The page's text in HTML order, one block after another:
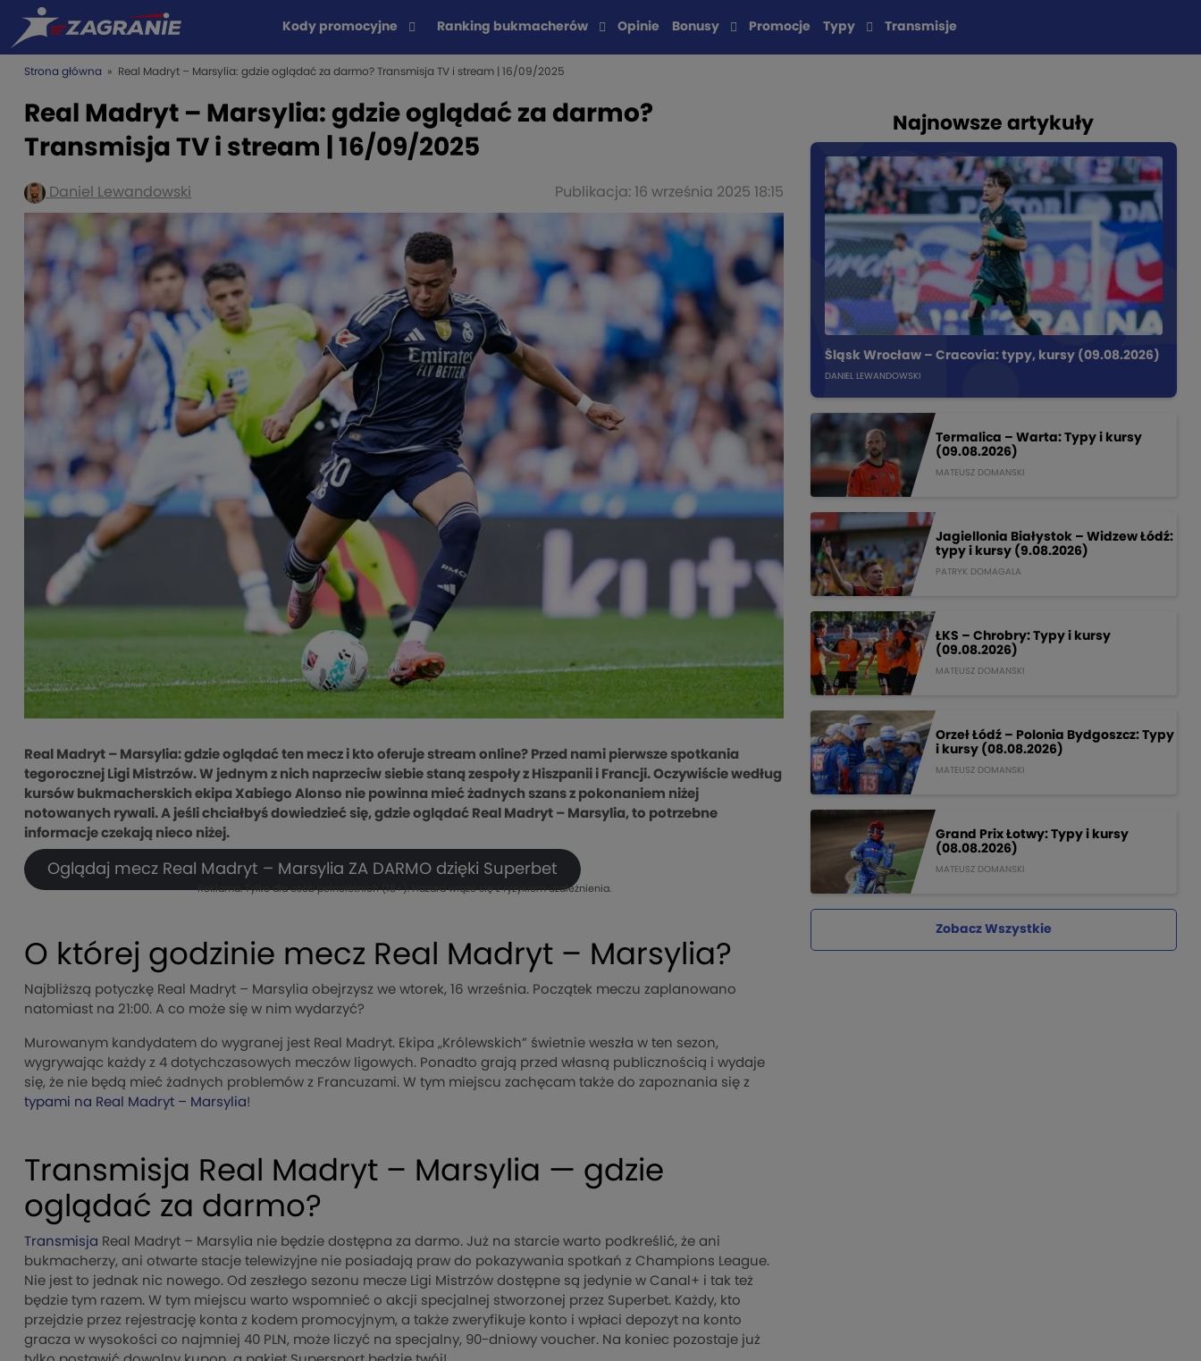
Kody promocyjne Ranking bukmacherów Opinie Bonusy Promocje Typy Transmisje
Strona główna » Real Madryt – Marsylia: gdzie oglądać za darmo? Transmisja TV i stream | 16/09/2025
Real Madryt – Marsylia: gdzie oglądać za darmo?
Transmisja TV i stream | 16/09/2025
Daniel Lewandowski Publikacja: 16 września 2025 18:15
Real Madryt – Marsylia: gdzie oglądać ten mecz i kto oferuje stream online? Przed nami pierwsze spotkania
tegorocznej Ligi Mistrzów. W jednym z nich naprzeciw siebie staną zespoły z Hiszpanii i Francji. Oczywiście według
kursów bukmacherskich ekipa Xabiego Alonso nie powinna mieć żadnych szans z pokonaniem niżej
notowanych rywali. A jeśli chciałbyś dowiedzieć się, gdzie oglądać Real Madryt – Marsylia, to potrzebne
informacje czekają nieco niżej.
Oglądaj mecz Real Madryt – Marsylia ZA DARMO dzięki Superbet
Reklama. Tylko dla osób pełnoletnich (18+). Hazard wiąże się z ryzykiem uzależnienia.
O której godzinie mecz Real Madryt – Marsylia?
Najbliższą potyczkę Real Madryt – Marsylia obejrzysz we wtorek, 16 września. Początek meczu zaplanowano
natomiast na 21:00. A co może się w nim wydarzyć?
Murowanym kandydatem do wygranej jest Real Madryt. Ekipa „Królewskich” świetnie weszła w ten sezon,
wygrywając każdy z 4 dotychczasowych meczów ligowych. Ponadto grają przed własną publicznością i wydaje
się, że nie będą mieć żadnych problemów z Francuzami. W tym miejscu zachęcam także do zapoznania się z
typami na Real Madryt – Marsylia!
Transmisja Real Madryt – Marsylia — gdzie
oglądać za darmo?
Transmisja Real Madryt – Marsylia nie będzie dostępna za darmo. Już na starcie warto podkreślić, że ani
bukmacherzy, ani otwarte stacje telewizyjne nie posiadają praw do pokazywania spotkań z Champions League.
Nie jest to jednak nic nowego. Od zeszłego sezonu mecze Ligi Mistrzów dostępne są jedynie w Canal+ i tak też
będzie tym razem. W tym miejscu warto wspomnieć o akcji specjalnej stworzonej przez Superbet. Każdy, kto
przejdzie przez rejestrację konta z kodem promocyjnym, a także zweryfikuje konto i wpłaci depozyt na konto
gracza w wysokości co najmniej 40 PLN, może liczyć na specjalny, 90-dniowy voucher. Na koniec pozostaje już
Najnowsze artykuły
Śląsk Wrocław – Cracovia: typy, kursy (09.08.2026)
DANIEL LEWANDOWSKI
Termalica – Warta: Typy i kursy
(09.08.2026)
MATEUSZ DOMANSKI
Jagiellonia Białystok – Widzew Łódź:
typy i kursy (9.08.2026)
PATRYK DOMAGALA
ŁKS – Chrobry: Typy i kursy
(09.08.2026)
MATEUSZ DOMANSKI
Orzeł Łódź – Polonia Bydgoszcz: Typy
i kursy (08.08.2026)
MATEUSZ DOMANSKI
Grand Prix Łotwy: Typy i kursy
(08.08.2026)
MATEUSZ DOMANSKI
Zobacz Wszystkie